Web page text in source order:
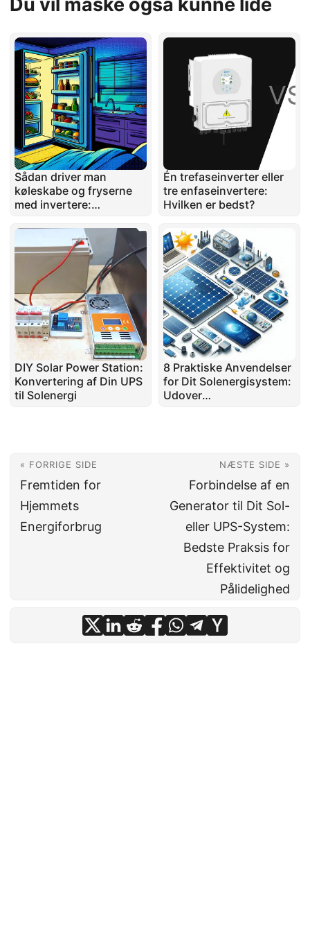
Du vil måske også kunne lide
Sådan driver man
køleskabe og fryserne
med invertere:
backup-systemer
Én trefaseinverter eller
tre enfaseinvertere:
Hvilken er bedst?
DIY Solar Power Station:
Konvertering af Din UPS
til Solenergi
8 Praktiske Anvendelser
for Dit Solenergisystem:
Udover
« FORRIGE SIDE
Fremtiden for
Hjemmets
Energiforbrug
NÆSTE SIDE »
Forbindelse af en
Generator til Dit Sol-
eller UPS-System:
Bedste Praksis for
Effektivitet og
Pålidelighed